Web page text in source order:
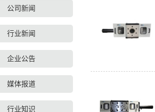
公司新闻
行业新闻
企业公告
媒体报道
行业知识